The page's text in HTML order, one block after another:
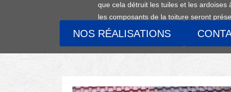
NOS RÉALISATIONS
que cela détruit les tuiles et les ardoises
les composants de la toiture seront